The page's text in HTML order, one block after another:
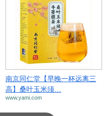
南京同仁堂【早晚一杯远离三
高】桑叶玉米须…
www.yami.com